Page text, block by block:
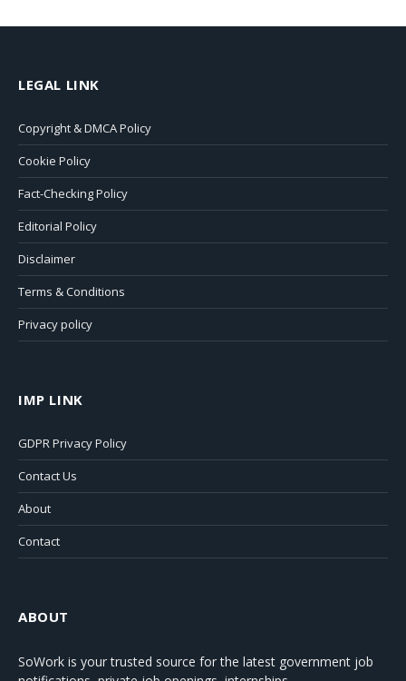
LEGAL LINK
Copyright & DMCA Policy
Cookie Policy
Fact-Checking Policy
Editorial Policy
Disclaimer
Terms & Conditions
Privacy policy
IMP LINK
GDPR Privacy Policy
Contact Us
About
Contact
ABOUT
SoWork is your trusted source for the latest government job